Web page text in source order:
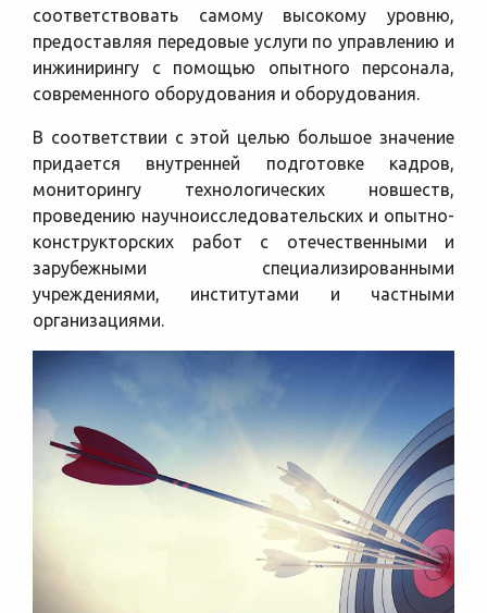
соответствовать самому высокому уровню,
предоставляя передовые услуги по управлению и
инжинирингу с помощью опытного персонала,
современного оборудования и оборудования.
В соответствии с этой целью большое значение
придается внутренней подготовке кадров,
мониторингу технологических новшеств,
проведению научноисследовательских и опытно-
конструкторских работ с отечественными и
зарубежными специализированными
учреждениями, институтами и частными
организациями.